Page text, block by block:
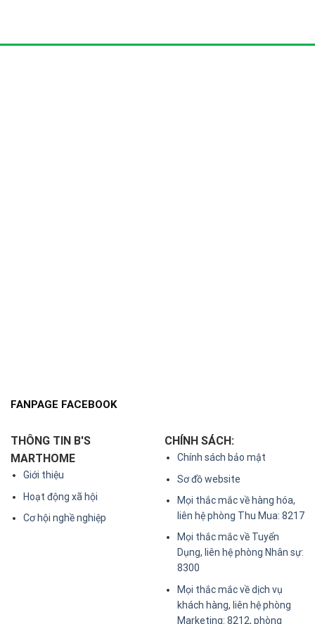
FANPAGE FACEBOOK
THÔNG TIN B'S
MARTHOME
Giới thiệu
Hoạt động xã hội
Cơ hội nghề nghiệp
CHÍNH SÁCH:
Chính sách bảo mật
Sơ đồ website
Mọi thắc mắc về hàng hóa,
liên hệ phòng Thu Mua: 8217
Mọi thắc mắc về Tuyển
Dụng, liên hệ phòng Nhân sự:
8300
Mọi thắc mắc về dịch vụ
khách hàng, liên hệ phòng
Marketing: 8212, phòng